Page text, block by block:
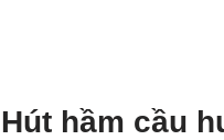
Hút hầm cầu